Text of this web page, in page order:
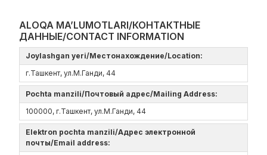
ALOQA MA’LUMOTLARI/КОНТАКТНЫЕ
ДАННЫЕ/CONTACT INFORMATION
Joylashgan yeri/Местонахождение/Location:
г.Ташкент, ул.М.Ганди, 44
Pochta manzili/Почтовый адрес/Mailing Address:
100000, г.Ташкент, ул.М.Ганди, 44
Elektron pochta manzili/Адрес электронной
почты/Email address: